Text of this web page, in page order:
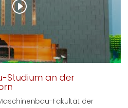
Studium an der
Fakultät der